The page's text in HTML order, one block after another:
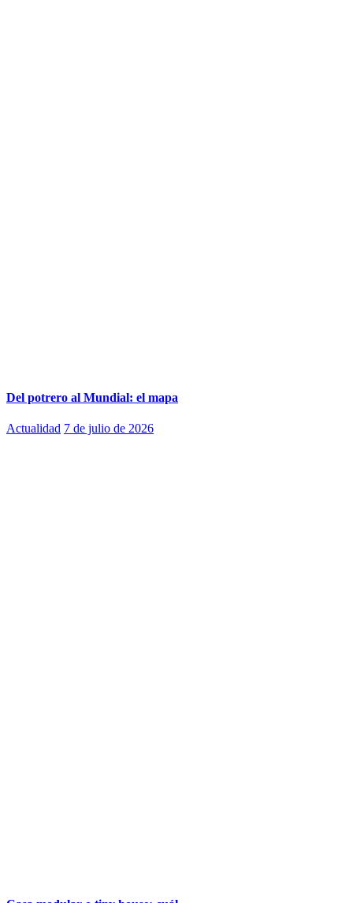
Del potrero al Mundial: el mapa
Actualidad 7 de julio de 2026